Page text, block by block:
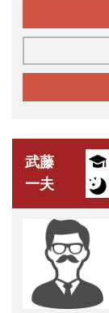
武藤
一夫